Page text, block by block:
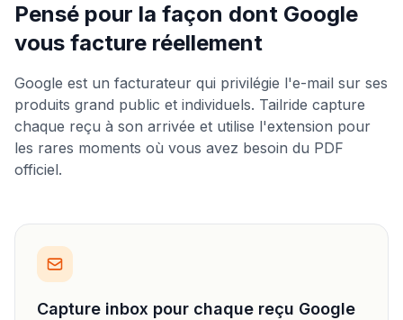
Pensé pour la façon dont Google
vous facture réellement
Google est un facturateur qui privilégie l'e-mail sur ses
produits grand public et individuels. Tailride capture
chaque reçu à son arrivée et utilise l'extension pour
les rares moments où vous avez besoin du PDF
officiel.
Capture inbox pour chaque reçu Google